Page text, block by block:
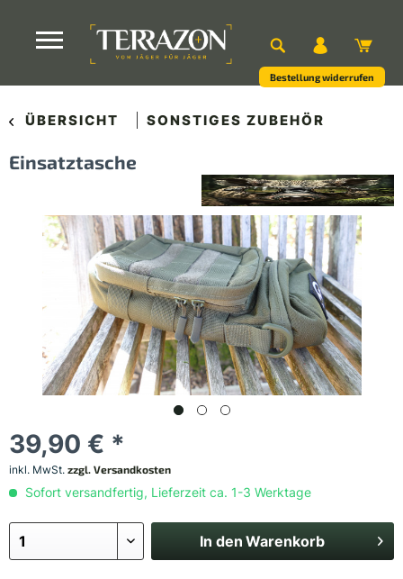
Bestellung widerrufen
ÜBERSICHT SONSTIGES ZUBEHÖR
Einsatztasche
39,90 € *
inkl. MwSt. zzgl. Versandkosten
Sofort versandfertig, Lieferzeit ca. 1-3 Werktage
In den Warenkorb